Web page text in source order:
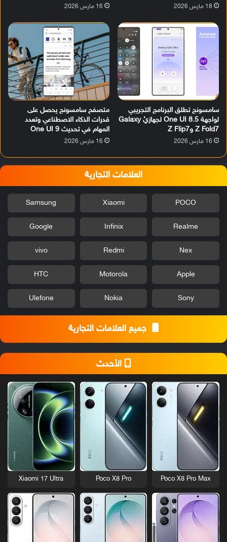
18 مارس 2026 16 مارس 2026
سامسونج تطلق البرنامج التجريبي
لواجهة One UI 8.5 لجهازيْ Galaxy
Z Fold7 وZ Flip7
16 مارس 2026
متصفح سامسونج يحصل على
قدرات الذكاء الاصطناعي وتعدد
المهام في تحديث One UI 9
16 مارس 2026
العلامات التجارية
POCO
Xiaomi
Samsung
Realme
Infinix
Google
Nex
Redmi
vivo
Apple
Motorola
HTC
Sony
Nokia
Ulefone
جميع العلامات التجارية
الأحدث
Poco X8 Pro Max
Poco X8 Pro
Xiaomi 17 Ultra